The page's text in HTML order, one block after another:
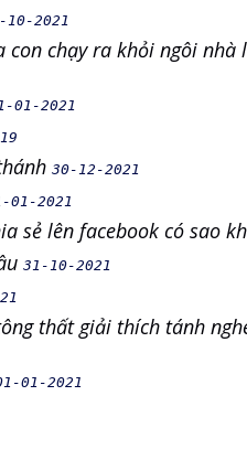
10-2021
con chạy ra khỏi ngôi
01-2021
30-12-2021
01-2021
sẻ lên facebook có sao
31-10-2021
thất giải thích tánh
01-2021